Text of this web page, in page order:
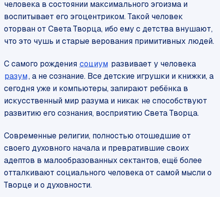
человека в состоянии максимального эгоизма и
воспитывает его эгоцентриком. Такой человек
оторван от Света Творца, ибо ему с детства внушают,
что это чушь и старые верования примитивных людей.
С самого рождения социум развивает у человека
разум, а не сознание. Все детские игрушки и книжки, а
сегодня уже и компьютеры, запирают ребёнка в
искусственный мир разума и никак не способствуют
развитию его сознания, восприятию Света Творца.
Современные религии, полностью отошедшие от
своего духовного начала и превратившие своих
адептов в малообразованных сектантов, ещё более
отталкивают социального человека от самой мысли о
Творце и о духовности.